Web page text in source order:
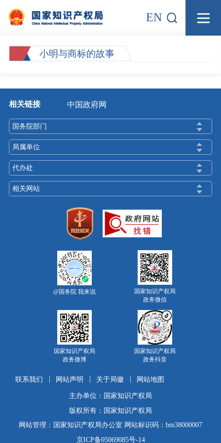
EN
小明与商标的故事
相关链接 中国政府网
国务院部门
局属单位
代办处
相关网站
@国务院 我来说
国家知识产权局
政务微信
国家知识产权局
政务微博
国家知识产权局
政务抖音
联系我们 网站声明 关于局徽 网站地图
主办单位：国家知识产权局
版权所有：国家知识产权局
网站管理：国家知识产权局办公室 网站标识码：bm38000007
京ICP备05069085号-14